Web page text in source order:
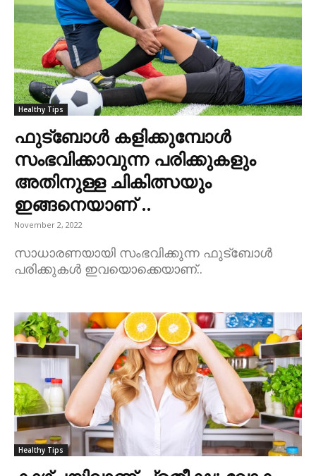
Healthy Tips
ഫുട്ബോൾ കളിക്കുമ്പോൾ
സംഭവിക്കാവുന്ന പരിക്കുകളും
അതിനുള്ള ചികിത്സയും
ഇങ്ങനെയാണ് ..
November 2, 2022
സാധാരണയായി സംഭവിക്കുന്ന ഫുട്ബോൾ
പരിക്കുകൾ ഇവയൊക്കെയാണ്..
Healthy Tips